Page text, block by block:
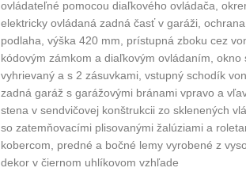
ovládateľné pomocou diaľkového ovládača,
elektricky ovládaná zadná časť v garáži,
podlaha, výška 420 mm, prístupná zboku cez
kódovým zámkom a diaľkovým ovládaním,
vyhrievaný a s 2 zásuvkami, vstupný schodík
zadná garáž s garážovými bránami vpravo a
stena v sendvičovej konštrukcii zo sklenených
so zatemňovacími plisovanými žalúziami a
kobercom, predné a bočné lemy vyrobené z
dekor v čiernom uhlíkovom vzhľade